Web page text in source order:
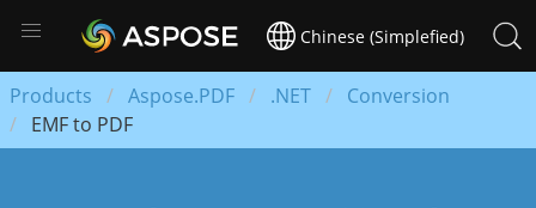
Chinese (Simplefied)
Products Aspose.PDF .NET
Conversion
EMF to PDF